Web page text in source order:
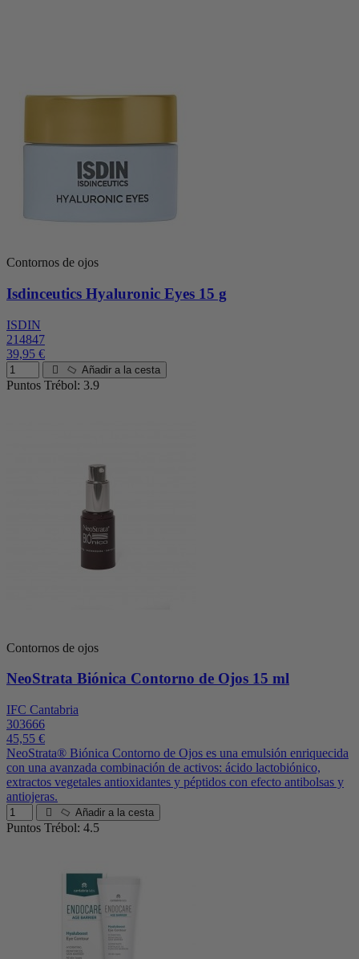
Contornos de ojos
Isdinceutics Hyaluronic Eyes 15 g
ISDIN
214847
39,95 €
Añadir a la cesta
Puntos Trébol: 3.9
Contornos de ojos
NeoStrata Biónica Contorno de Ojos 15 ml
IFC Cantabria
303666
45,55 €
NeoStrata® Biónica Contorno de Ojos es una emulsión enriquecida
con una avanzada combinación de activos: ácido lactobiónico,
extractos vegetales antioxidantes y péptidos con efecto antibolsas y
antiojeras.
Añadir a la cesta
Puntos Trébol: 4.5